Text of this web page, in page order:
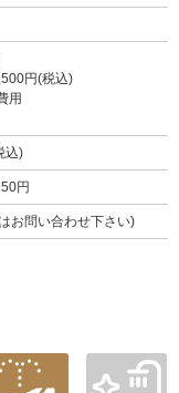
円(税込)
用
込)
円
お問い合わせ下さい)